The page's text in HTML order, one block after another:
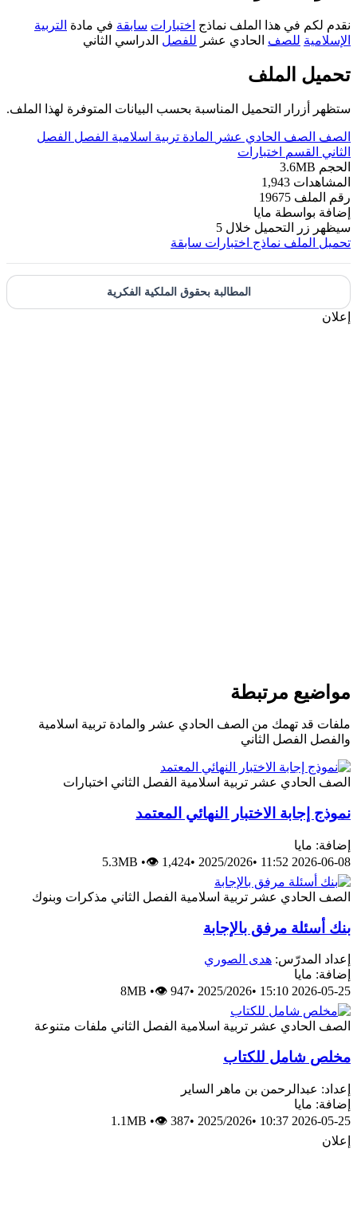
نقدم لكم في هذا الملف نماذج اختبارات سابقةفي مادة التربية
الإسلامية للصفالحادي عشر للفصلالدراسي الثاني
تحميل الملف
ستظهر أزرار التحميل المناسبة بحسب البيانات المتوفرة لهذا الملف.
الصف الصف الحادي عشر المادة تربية اسلامية الفصل
الفصل
الثاني
القسم
اختبارات
الحجم 3.6MB
المشاهدات 1,943
رقم الملف 19675
إضافة بواسطة مايا
سيظهر زر التحميل خلال 5
تحميل الملف نماذج اختبارات سابقة
المطالبة بحقوق الملكية الفكرية
إعلان
مواضيع مرتبطة
ملفات قد تهمك من الصف الحادي عشر والمادة تربية اسلامية
والفصل الفصل الثاني
الصف الحادي عشر تربية اسلامية الفصل الثاني اختبارات
نموذج إجابة الاختبار النهائي المعتمد
إضافة: مايا
2026-06-08 11:52
•
2025/2026
•
5.3MB •👁 1,424
الصف الحادي عشر تربية اسلامية الفصل الثاني مذكرات وبنوك
بنك أسئلة مرفق بالإجابة
إعداد المدرّس: هدى الصوري
إضافة: مايا
2026-05-25 15:10
•
2025/2026
•
8MB •👁 947
الصف الحادي عشر تربية اسلامية الفصل الثاني ملفات متنوعة
مخلص شامل للكتاب
إعداد: عبدالرحمن بن ماهر الساير
إضافة: مايا
2026-05-25 10:37
•
2025/2026
•
1.1MB •👁 387
إعلان